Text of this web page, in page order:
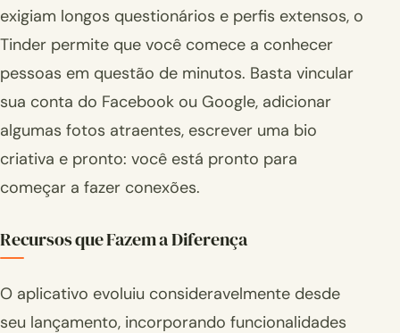
exigiam longos questionários e perfis extensos, o
Tinder permite que você comece a conhecer
pessoas em questão de minutos. Basta vincular
sua conta do Facebook ou Google, adicionar
algumas fotos atraentes, escrever uma bio
criativa e pronto: você está pronto para
começar a fazer conexões.
Recursos que Fazem a Diferença
O aplicativo evoluiu consideravelmente desde
seu lançamento, incorporando funcionalidades